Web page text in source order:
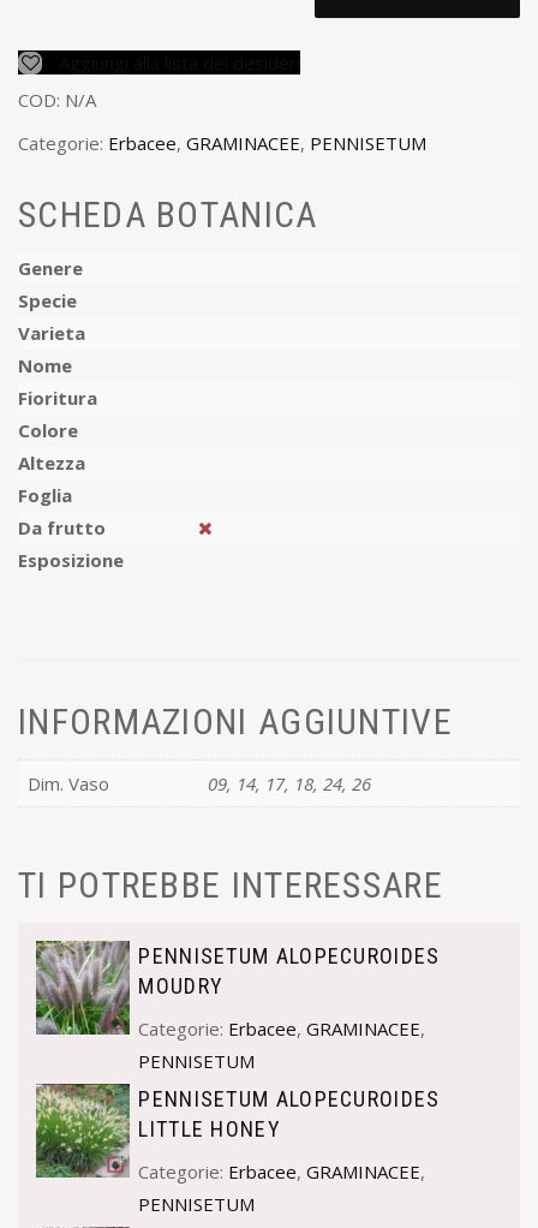
COD: N/A
Categorie: Erbacee, GRAMINACEE, PENNISETUM
SCHEDA BOTANICA
Genere
Specie
Varieta
Nome
Fioritura
Colore
Altezza
Foglia
Da frutto
Esposizione
INFORMAZIONI AGGIUNTIVE
Dim. Vaso 09, 14, 17, 18, 24, 26
TI POTREBBE INTERESSARE
PENNISETUM ALOPECUROIDES
MOUDRY
Categorie: Erbacee,GRAMINACEE,
PENNISETUM
PENNISETUM ALOPECUROIDES
LITTLE HONEY
Categorie: Erbacee,GRAMINACEE,
PENNISETUM